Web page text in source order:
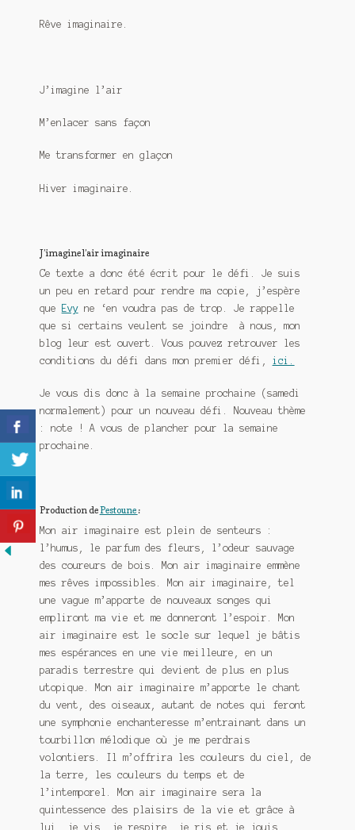
Rêve imaginaire.
J’imagine l’air
M’enlacer sans façon
Me transformer en glaçon
Hiver imaginaire.
J’imagine l’air imaginaire
Ce texte a donc été écrit pour le défi. Je suis
un peu en retard pour rendre ma copie, j’espère
que
Evyne ‘en voudra pas de trop. Je rappelle
que si certains veulent se joindre à nous, mon
blog leur est ouvert. Vous pouvez retrouver les
conditions du défi dans mon premier défi, ici.
Je vous dis donc à la semaine prochaine (samedi
normalement) pour un nouveau défi. Nouveau thème
: note ! A vous de plancher pour la semaine
prochaine.
Production dePestoune :
Mon air imaginaire est plein de senteurs :
l’humus, le parfum des fleurs, l’odeur sauvage
des coureurs de bois. Mon air imaginaire emmène
mes rêves impossibles. Mon air imaginaire, tel
une vague m’apporte de nouveaux songes qui
empliront ma vie et me donneront l’espoir. Mon
air imaginaire est le socle sur lequel je bâtis
mes espérances en une vie meilleure, en un
paradis terrestre qui devient de plus en plus
utopique. Mon air imaginaire m’apporte le chant
du vent, des oiseaux, autant de notes qui feront
une symphonie enchanteresse m’entrainant dans un
tourbillon mélodique où je me perdrais
volontiers. Il m’offrira les couleurs du ciel, de
la terre, les couleurs du temps et de
l’intemporel. Mon air imaginaire sera la
quintessence des plaisirs de la vie et grâce à
lui, je vis, je respire, je ris et je jouis.